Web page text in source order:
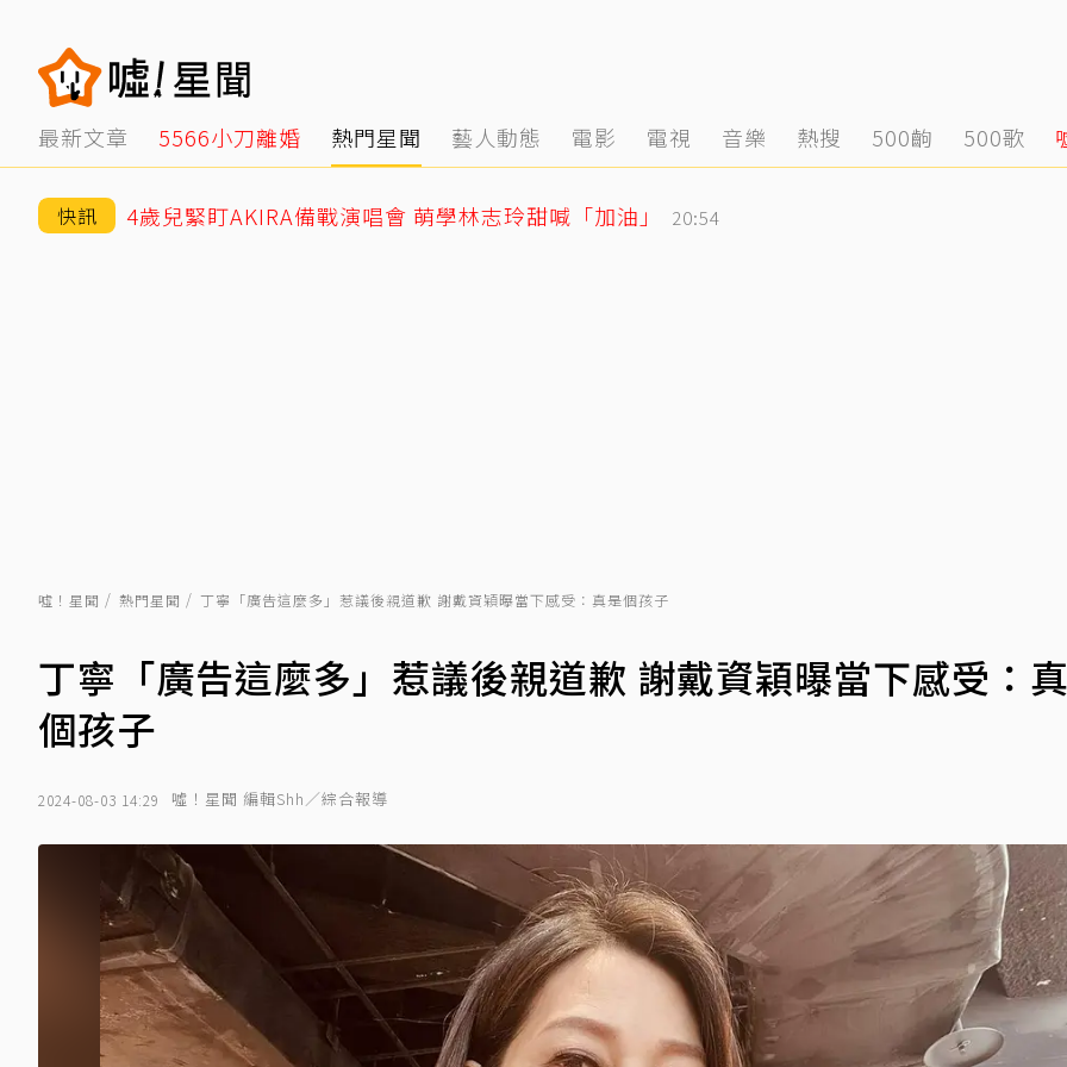
最新文章 5566小刀離婚 熱門星聞 藝人動態 電影 電視 音樂 熱搜 500齣 500歌
快訊 4歲兒緊盯AKIRA備戰演唱會 萌學林志玲甜喊「加油」 20:54
噓！星聞 熱門星聞 丁寧「廣告這麼多」惹議後親道歉 謝戴資穎曝當下感受：真是個孩子
丁寧「廣告這麼多」惹議後親道歉 謝戴資穎曝當下感受：
個孩子
2024-08-03 14:29 噓！星聞 編輯Shh／綜合報導